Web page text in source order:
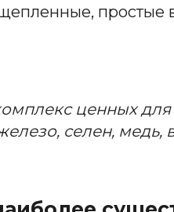
ценных
селен, медь,